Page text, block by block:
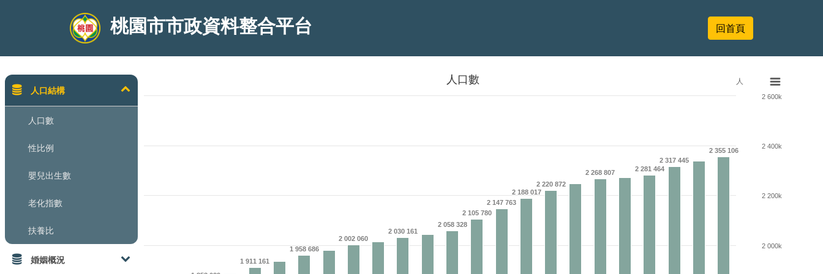
Headers examples
桃園市市政資料整合平台 回首頁
人口結構
人口數
性比例
嬰兒出生數
老化指數
扶養比
婚姻概況
人
人口數
1 911 161
1 958 686
2 002 060
2 030 161
2 058 328
2 105 780
2 147 763
2 188 017
2 220 872
2 268 807 2 281 464
2 317 445
2 355 106
2 000k
2 200k
2 400k
2 600k